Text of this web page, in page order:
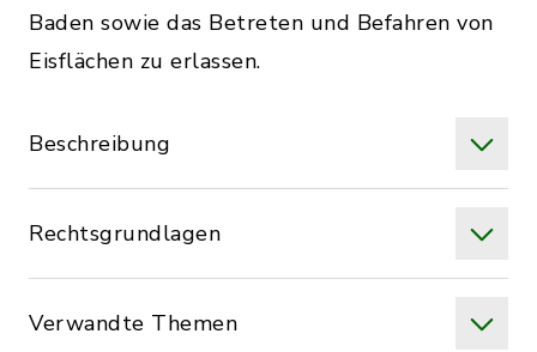
Baden sowie das Betreten und Befahren von
Eisflächen zu erlassen.
Beschreibung
Rechtsgrundlagen
Verwandte Themen